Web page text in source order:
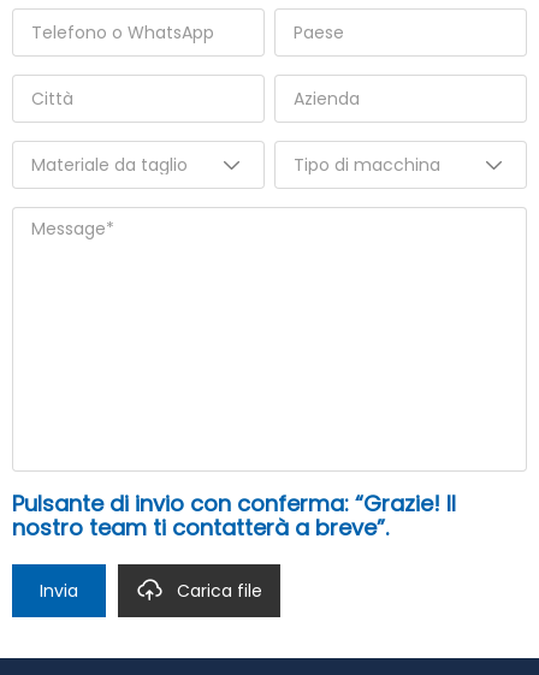
Pulsante di invio con conferma: “Grazie! Il
nostro team ti contatterà a breve”.
Invia Carica file